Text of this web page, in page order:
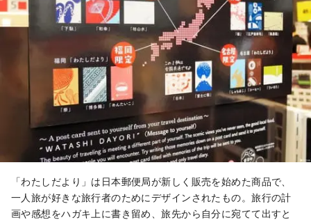
「わたしだより」は日本郵便局が新しく販売を始めた商品で、
一人旅が好きな旅行者のためにデザインされたもの。旅行の計
画や感想をハガキ上に書き留め、旅先から自分に宛てて出すと